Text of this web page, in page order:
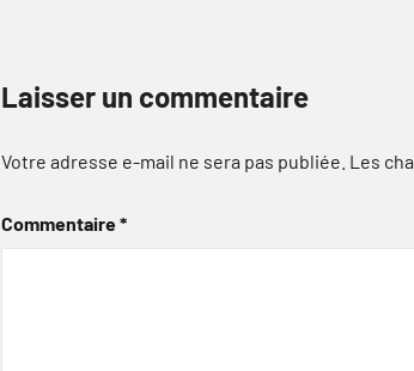
Laisser un commentaire
Votre adresse e-mail ne sera pas publiée. Les
Commentaire*